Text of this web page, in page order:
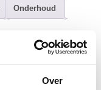
Over
Onderhoud